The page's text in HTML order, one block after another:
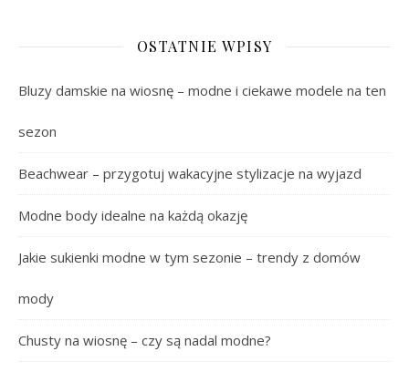
OSTATNIE WPISY
Bluzy damskie na wiosnę – modne i ciekawe modele na ten
sezon
Beachwear – przygotuj wakacyjne stylizacje na wyjazd
Modne body idealne na każdą okazję
Jakie sukienki modne w tym sezonie – trendy z domów
mody
Chusty na wiosnę – czy są nadal modne?